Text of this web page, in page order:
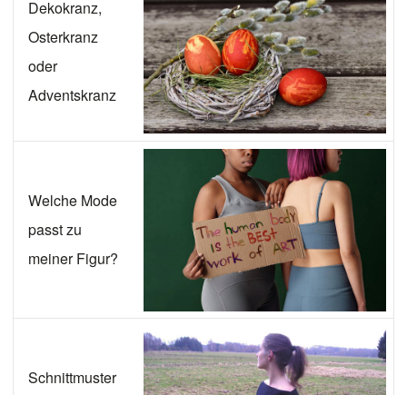
Dekokranz,
Osterkranz
oder
Adventskranz
Welche Mode
passt zu
meiner Figur?
Schnittmuster